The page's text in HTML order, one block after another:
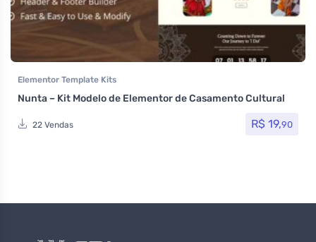
Elementor Template Kits
Nunta – Kit Modelo de Elementor de Casamento Cultural
22 Vendas R$ 19,90